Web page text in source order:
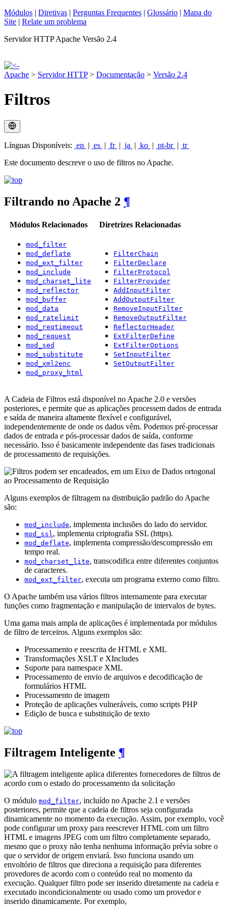
Módulos | Diretivas | Perguntas Frequentes | Glossário | Mapa do
Site | Relate um problema
Servidor HTTP Apache Versão 2.4
Apache > Servidor HTTP> Documentação > Versão 2.4
Filtros
Línguas Disponíveis: en | es | fr | ja | ko | pt-br | tr
Este documento descreve o uso de filtros no Apache.
Filtrando no Apache 2 ¶
Módulos Relacionados Diretrizes Relacionadas
mod_filter
mod_deflate
mod_ext_filter
mod_include
mod_charset_lite
mod_reflector
mod_buffer
mod_data
mod_ratelimit
mod_reqtimeout
mod_request
mod_sed
mod_substitute
mod_xml2enc
mod_proxy_html
FilterChain
FilterDeclare
FilterProtocol
FilterProvider
AddInputFilter
AddOutputFilter
RemoveInputFilter
RemoveOutputFilter
ReflectorHeader
ExtFilterDefine
ExtFilterOptions
SetInputFilter
SetOutputFilter
A Cadeia de Filtros está disponível no Apache 2.0 e versões
posteriores, e permite que as aplicações processem dados de entrada
e saída de maneira altamente flexível e configurável,
independentemente de onde os dados vêm. Podemos pré-processar
dados de entrada e pós-processar dados de saída, conforme
necessário. Isso é basicamente independente das fases tradicionais
de processamento de requisições.
Alguns exemplos de filtragem na distribuição padrão do Apache
são:
mod_include, implementa inclusões do lado do servidor.
mod_ssl , implementa criptografia SSL (https).
mod_deflate, implementa compressão/descompressão em
tempo real.
mod_charset_lite, transcodifica entre diferentes conjuntos
de caracteres.
mod_ext_filter, executa um programa externo como filtro.
O Apache também usa vários filtros internamente para executar
funções como fragmentação e manipulação de intervalos de bytes.
Uma gama mais ampla de aplicações é implementada por módulos
de filtro de terceiros. Alguns exemplos são:
Processamento e reescrita de HTML e XML
Transformações XSLT e XIncludes
Suporte para namespace XML
Processamento de envio de arquivos e decodificação de
formulários HTML
Processamento de imagem
Proteção de aplicações vulneráveis, como scripts PHP
Edição de busca e substituição de texto
Filtragem Inteligente ¶
O módulo mod_filter, incluído no Apache 2.1 e versões
posteriores, permite que a cadeia de filtros seja configurada
dinamicamente no momento da execução. Assim, por exemplo, você
pode configurar um proxy para reescrever HTML com um filtro
HTML e imagens JPEG com um filtro completamente separado,
mesmo que o proxy não tenha nenhuma informação prévia sobre o
que o servidor de origem enviará. Isso funciona usando um
envoltório de filtros que direciona a requisição para diferentes
provedores de acordo com o conteúdo real no momento da
execução. Qualquer filtro pode ser inserido diretamente na cadeia e
executado incondicionalmente ou usado como um provedor e
inserido dinamicamente. Por exemplo,